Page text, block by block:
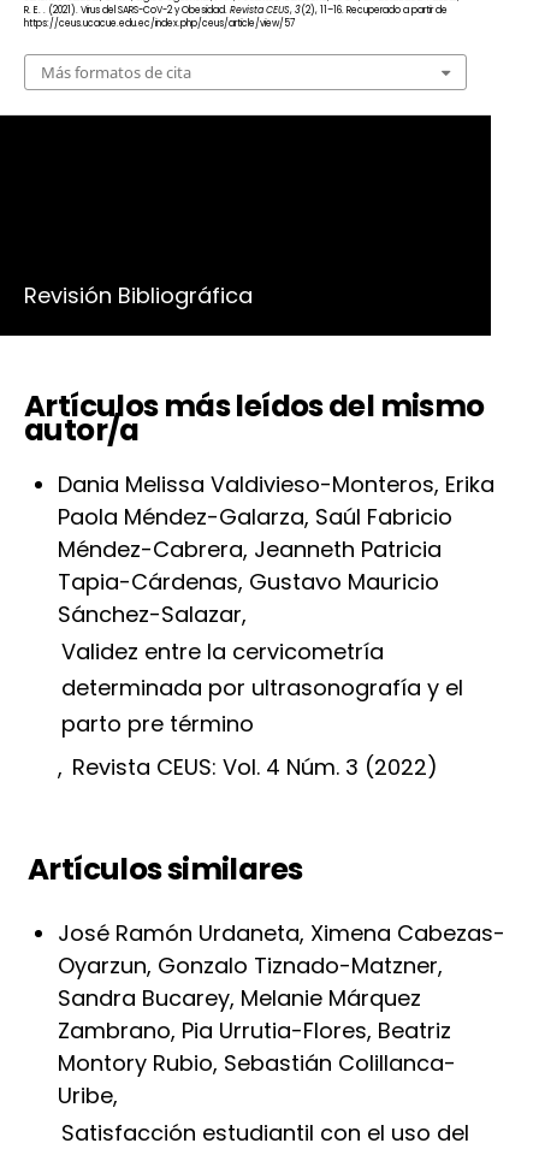
R. E. . (2021). Virus del SARS-CoV-2 y Obesidad.Revista CEUS,3(2), 11–16. Recuperado a partir de
https://ceus.ucacue.edu.ec/index.php/ceus/article/view/57
Más formatos de cita
Revisión Bibliográfica
Artículos más leídos del mismo
autor/a
Dania Melissa Valdivieso-Monteros, Erika
Paola Méndez-Galarza, Saúl Fabricio
Méndez-Cabrera, Jeanneth Patricia
Tapia-Cárdenas, Gustavo Mauricio
Sánchez-Salazar,
Validez entre la cervicometría
determinada por ultrasonografía y el
parto pre término
, Revista CEUS: Vol. 4 Núm. 3 (2022)
Artículos similares
José Ramón Urdaneta, Ximena Cabezas-
Oyarzun, Gonzalo Tiznado-Matzner,
Sandra Bucarey, Melanie Márquez
Zambrano, Pia Urrutia-Flores, Beatriz
Montory Rubio, Sebastián Colillanca-
Uribe,
Satisfacción estudiantil con el uso del